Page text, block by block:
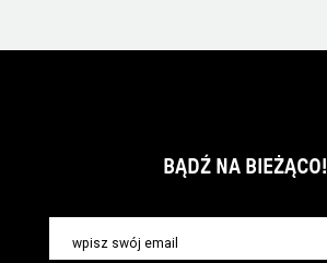
BĄDŹ NA BIEŻĄCO!